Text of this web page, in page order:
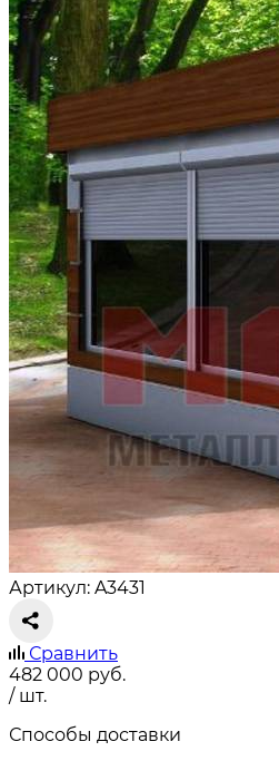
Артикул: A3431
Сравнить
482 000 руб.
/ шт.
Способы доставки